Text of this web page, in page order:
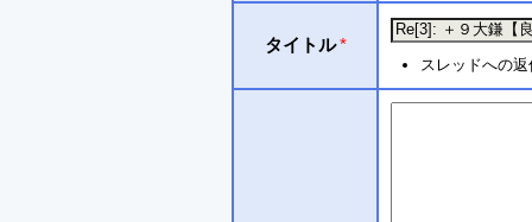
タイトル *
スレッドへの